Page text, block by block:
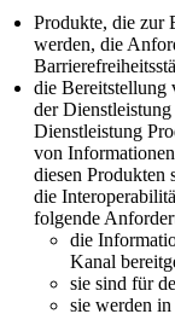
Produkte, die zur
werden, die
die Bereitstellung
der
Dienstleistung
von
diesen Produkten
die
folgende
die
Kanal
sie sind für
sie werden